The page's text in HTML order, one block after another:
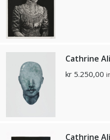
Cathrine
kr 5.250,00
Cathrine